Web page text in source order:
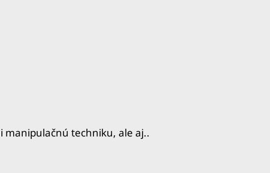
manipulačnú techniku, ale aj..